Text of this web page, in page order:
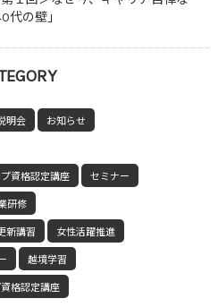
代の壁」
明会 お知らせ
資格認定講座 セミナー
研修
新講習 女性活躍推進
越境学習
格認定講座